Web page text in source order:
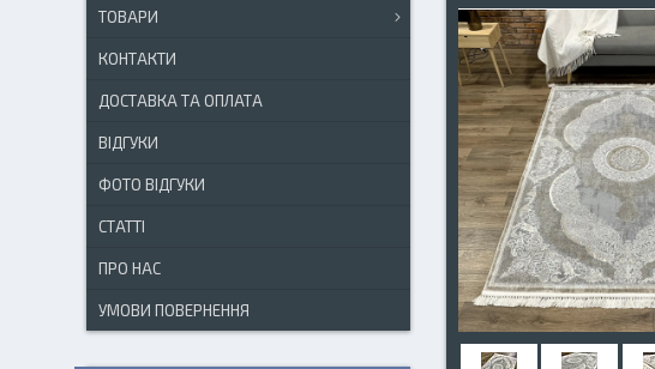
ТОВАРИ
КОНТАКТИ
ДОСТАВКА ТА ОПЛАТА
ВІДГУКИ
ФОТО ВІДГУКИ
СТАТТІ
ПРО НАС
УМОВИ ПОВЕРНЕННЯ